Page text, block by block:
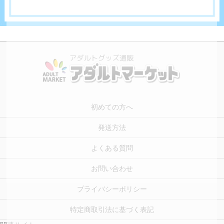
初めての方へ
発送方法
よくある質問
お問い合わせ
プライバシーポリシー
特定商取引法に基づく表記